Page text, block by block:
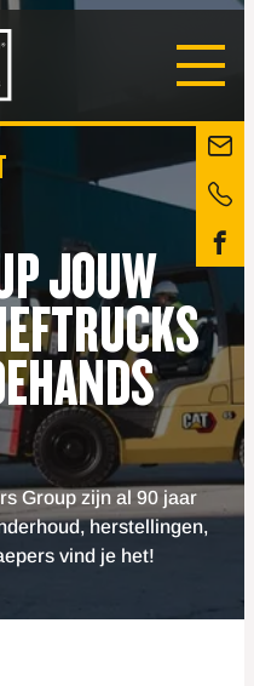
JOUW
Group zijn al 90 jaar
herstellingen,
vind je het!